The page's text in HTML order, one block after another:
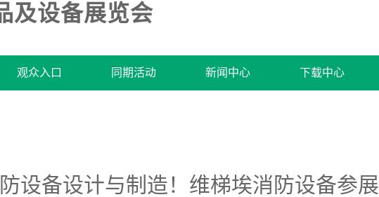
及设备展览会
观众入口 同期活动 新闻中心 下载中心
设备设计与制造！维梯埃消防设备参展